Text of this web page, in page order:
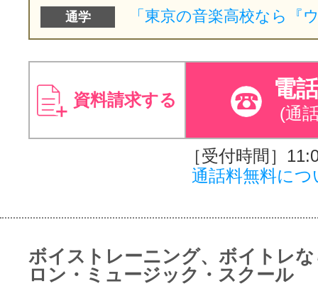
通学
資料請求する 電
(通
［受付時間］
通話料無料につ
ボイストレーニング、ボイトレ
ロン・ミュージック・スクール